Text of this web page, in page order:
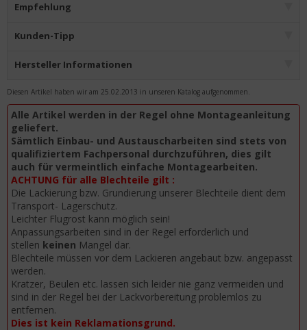
Empfehlung
Kunden-Tipp
Hersteller Informationen
Diesen Artikel haben wir am 25.02.2013 in unseren Katalog aufgenommen.
Alle Artikel werden in der Regel ohne Montageanleitung
geliefert.
Sämtlich Einbau- und Austauscharbeiten sind stets von
qualifiziertem Fachpersonal durchzuführen, dies gilt
auch für vermeintlich einfache Montagearbeiten.
ACHTUNG für alle Blechteile gilt :
Die Lackierung bzw. Grundierung unserer Blechteile dient dem
Transport- Lagerschutz.
Leichter Flugrost kann möglich sein!
Anpassungsarbeiten sind in der Regel erforderlich und
stellen keinen Mangel dar.
Blechteile müssen vor dem Lackieren angebaut bzw. angepasst
werden.
Kratzer, Beulen etc. lassen sich leider nie ganz vermeiden und
sind in der Regel bei der Lackvorbereitung problemlos zu
entfernen.
Dies ist kein Reklamationsgrund.